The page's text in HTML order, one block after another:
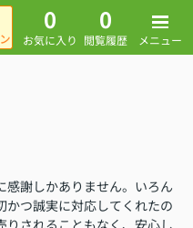
0
お気に入り
0
閲覧履歴 メニュー
謝しかありません。いろん
かつ誠実に対応してくれたの
りされることもなく、安心し